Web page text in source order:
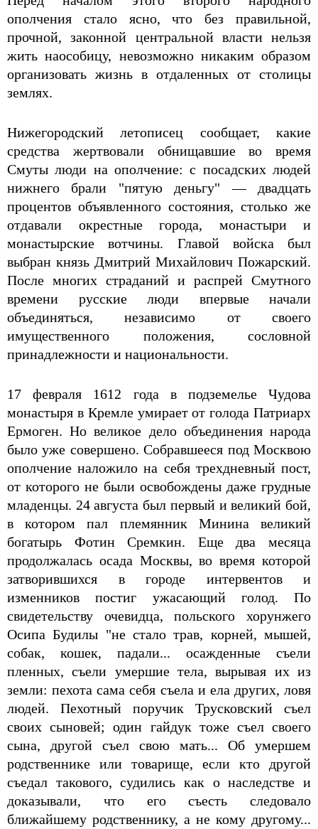
ополчения стало ясно, что без правильной,
прочной, законной центральной власти нельзя
жить наособицу, невозможно никаким образом
организовать жизнь в отдаленных от столицы
землях.
Нижегородский летописец сообщает, какие
средства жертвовали обнищавшие во время
Смуты люди на ополчение: с посадских людей
нижнего брали "пятую деньгу" — двадцать
процентов объявленного состояния, столько же
отдавали окрестные города, монастыри и
монастырские вотчины. Главой войска был
выбран князь Дмитрий Михайлович Пожарский.
После многих страданий и распрей Смутного
времени русские люди впервые начали
объединяться, независимо от своего
имущественного положения, сословной
принадлежности и национальности.
17 февраля 1612 года в подземелье Чудова
монастыря в Кремле умирает от голода Патриарх
Ермоген. Но великое дело объединения народа
было уже совершено. Собравшееся под Москвою
ополчение наложило на себя трехдневный пост,
от которого не были освобождены даже грудные
младенцы. 24 августа был первый и великий бой,
в котором пал племянник Минина великий
богатырь Фотин Сремкин. Еще два месяца
продолжалась осада Москвы, во время которой
затворившихся в городе интервентов и
изменников постиг ужасающий голод. По
свидетельству очевидца, польского хорунжего
Осипа Будилы "не стало трав, корней, мышей,
собак, кошек, падали... осажденные съели
пленных, съели умершие тела, вырывая их из
земли: пехота сама себя съела и ела других, ловя
людей. Пехотный поручик Трусковский съел
своих сыновей; один гайдук тоже съел своего
сына, другой съел свою мать... Об умершем
родственнике или товарище, если кто другой
съедал такового, судились как о наследстве и
доказывали, что его съесть следовало
ближайшему родственнику, а не кому другому...